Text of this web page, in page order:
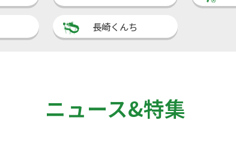
長崎くんち
ニュース&特集